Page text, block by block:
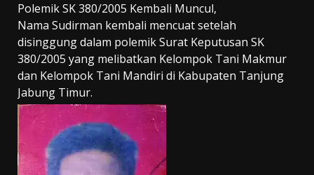
Polemik SK 380/2005 Kembali Muncul,
Nama Sudirman kembali mencuat setelah
disinggung dalam polemik Surat Keputusan SK
380/2005 yang melibatkan Kelompok Tani Makmur
dan Kelompok Tani Mandiri di Kabupaten Tanjung
Jabung Timur.